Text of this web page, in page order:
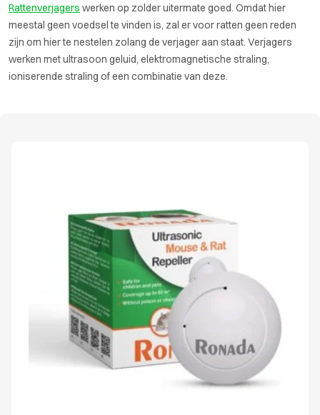
Rattenverjagers werken op zolder uitermate goed. Omdat hier
meestal geen voedsel te vinden is, zal er voor ratten geen reden
zijn om hier te nestelen zolang de verjager aan staat. Verjagers
werken met ultrasoon geluid, elektromagnetische straling,
ioniserende straling of een combinatie van deze.